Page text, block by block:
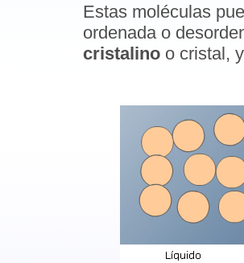
Estas moléculas
ordenada o
cristalino o cristal,